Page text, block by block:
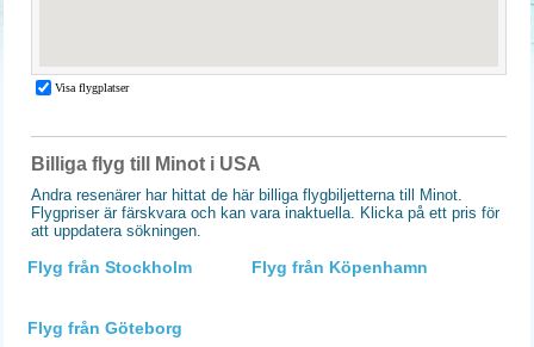
Billiga flyg till Minot i USA
Andra resenärer har hittat de här billiga flygbiljetterna till Minot.
Flygpriser är färskvara och kan vara inaktuella. Klicka på ett pris för
att uppdatera sökningen.
Flyg från Stockholm Flyg från Köpenhamn
Flyg från Göteborg